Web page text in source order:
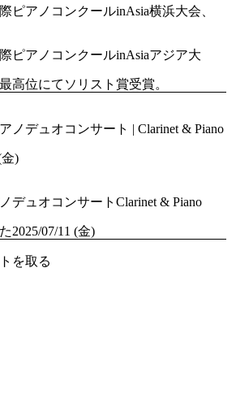
ピアノコンクールinAsia横浜大会、
ピアノコンクールinAsiaアジア大
高位にてソリスト賞受賞。
金)
デュオコンサート Clarinet & Piano
2025/07/11 (金)
を取る